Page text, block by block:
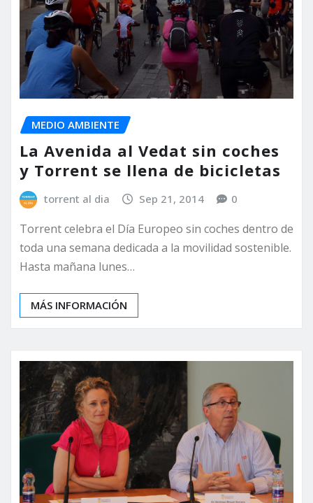
MEDIO AMBIENTE
La Avenida al Vedat sin coches
y Torrent se llena de bicicletas
torrent al dia Sep 21, 2014 0
Torrent celebra el Día Europeo sin coches dentro de
toda una semana dedicada a la movilidad sostenible.
Hasta mañana lunes…
MÁS INFORMACIÓN